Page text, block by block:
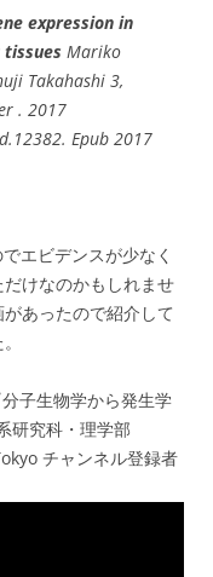
expression in
tissues Mariko
Takahashi 3,
. 2017
Epub 2017
エビデンスが少なく
けなのかもしれませ
あったので紹介して
子生物学から発生学
研究科・理学部
チャンネル登録者